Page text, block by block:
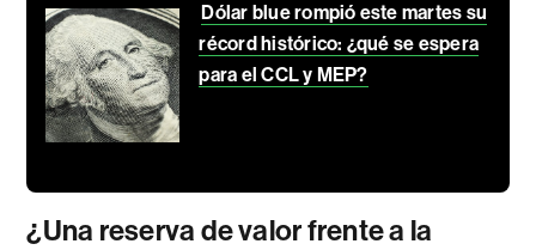
Dólar blue rompió este martes su
récord histórico: ¿qué se espera
para el CCL y MEP?
¿Una reserva de valor frente a la